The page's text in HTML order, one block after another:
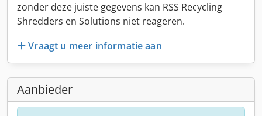
zonder deze juiste gegevens kan RSS Recycling
Shredders en Solutions niet reageren.
Vraagt u meer informatie aan
Aanbieder